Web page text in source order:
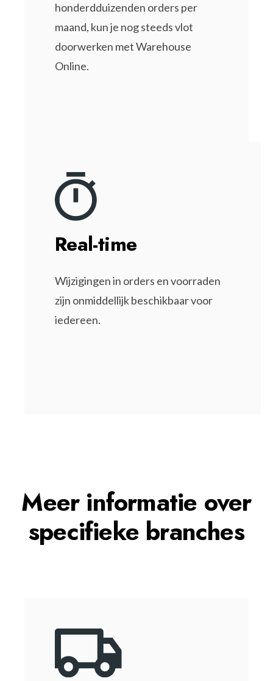
honderdduizenden orders per
maand, kun je nog steeds vlot
doorwerken met Warehouse
Online.
Real-time
Wijzigingen in orders en voorraden
zijn onmiddellijk beschikbaar voor
iedereen.
Meer informatie over
specifieke branches